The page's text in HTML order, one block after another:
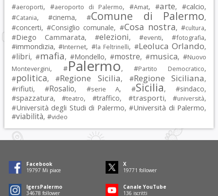
#aeroporti, #aeroporto di Palermo, #Amat, #arte, #calcio,
#Catania, #cinema, #Comune di Palermo,
#concerti, #Consiglio comunale, #Cosa nostra, #cultura,
#Diego Cammarata, #elezioni, #eventi, #fotografia,
#immondizia, #Internet, #la Feltrinelli, #Leoluca Orlando,
#libri, #mafia, #Mondello, #mostre, #musica, #Nuovo
Montevergini, #Palermo, #Partito Democratico,
#politica, #Regione Sicilia, #Regione Siciliana,
#rifiuti, #Rosalio, #serie A, #Sicilia, #sindaco,
#spazzatura, #teatro, #traffico, #trasporti, #università,
#Università degli Studi di Palermo, #Università di Palermo,
#viabilità, #video
Facebook
19797 Mi piace
X
19771 follower
IgersPalermo
34678 follower
Canale YouTube
136 iscritti